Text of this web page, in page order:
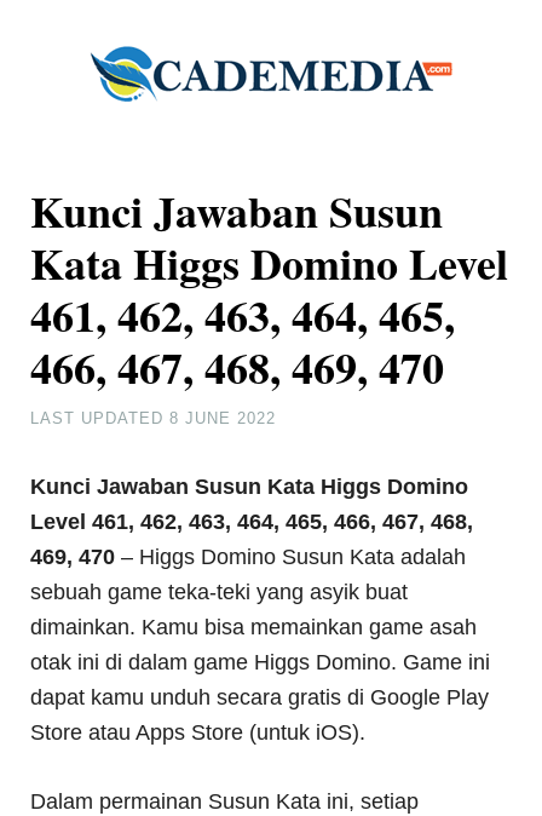
Kunci Jawaban Susun
Kata Higgs Domino Level
461, 462, 463, 464, 465,
466, 467, 468, 469, 470
LAST UPDATED8 JUNE 2022
Kunci Jawaban Susun Kata Higgs Domino
Level 461, 462, 463, 464, 465, 466, 467, 468,
469, 470 – Higgs Domino Susun Kata adalah
sebuah game teka-teki yang asyik buat
dimainkan. Kamu bisa memainkan game asah
otak ini di dalam game Higgs Domino. Game ini
dapat kamu unduh secara gratis di Google Play
Store atau Apps Store (untuk iOS).
Dalam permainan Susun Kata ini, setiap